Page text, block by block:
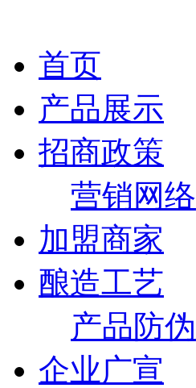
首页
产品展示
招商政策
营销网络
加盟商家
酿造工艺
产品防伪
企业广宣